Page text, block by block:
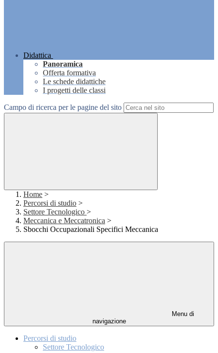
Didattica
Panoramica
Offerta formativa
Le schede didattiche
I progetti delle classi
Campo di ricerca per le pagine del sito
Home >
Percorsi di studio >
Settore Tecnologico >
Meccanica e Meccatronica >
Sbocchi Occupazionali Specifici Meccanica
Menu di
navigazione
Percorsi di studio
Settore Tecnologico